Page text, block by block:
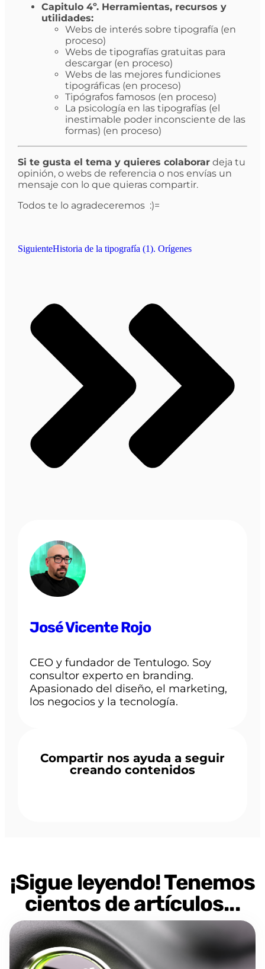
Capitulo 4º. Herramientas, recursos y
utilidades:
Webs de interés sobre tipografía (en
proceso)
Webs de tipografías gratuitas para
descargar (en proceso)
Webs de las mejores fundiciones
tipográficas (en proceso)
Tipógrafos famosos (en proceso)
La psicología en las tipografías (el
inestimable poder inconsciente de las
formas) (en proceso)
Si te gusta el tema y quieres colaborardeja tu
opinión, o webs de referencia o nos envías un
mensaje con lo que quieras compartir.
Todos te lo agradeceremos :)=
SiguienteHistoria de la tipografía (1). Orígenes
José Vicente Rojo
CEO y fundador de Tentulogo. Soy
consultor experto en branding.
Apasionado del diseño, el marketing,
los negocios y la tecnología.
Compartir nos ayuda a seguir
creando contenidos
¡Sigue leyendo! Tenemos
cientos de artículos...